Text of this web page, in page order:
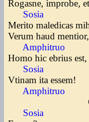
Rogasne, improbe,
Sosia
Merito maledicas
Verum haud
Amphitruo
Homo hic ebrius
Sosia
Vtinam ita essem!
Amphitruo
Optas
Sosia